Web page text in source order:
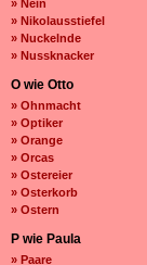
» Nein
» Nikolausstiefel
» Nuckelnde
» Nussknacker
O wie Otto
» Ohnmacht
» Optiker
» Orange
» Orcas
» Ostereier
» Osterkorb
» Ostern
P wie Paula
» Paare